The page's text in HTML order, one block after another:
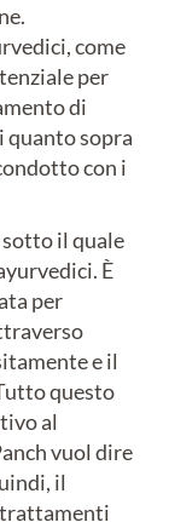
come
per
di
quanto sopra
con i
sotto il quale
È
per
e il
questo
al
vuol dire
il
trattamenti